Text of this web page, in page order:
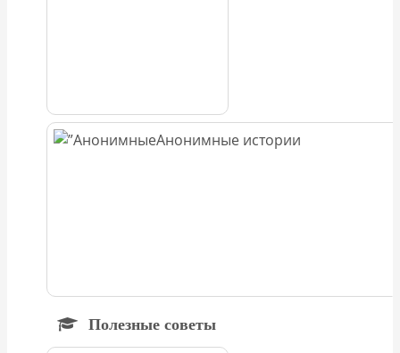
Анонимные истории
Полезные советы